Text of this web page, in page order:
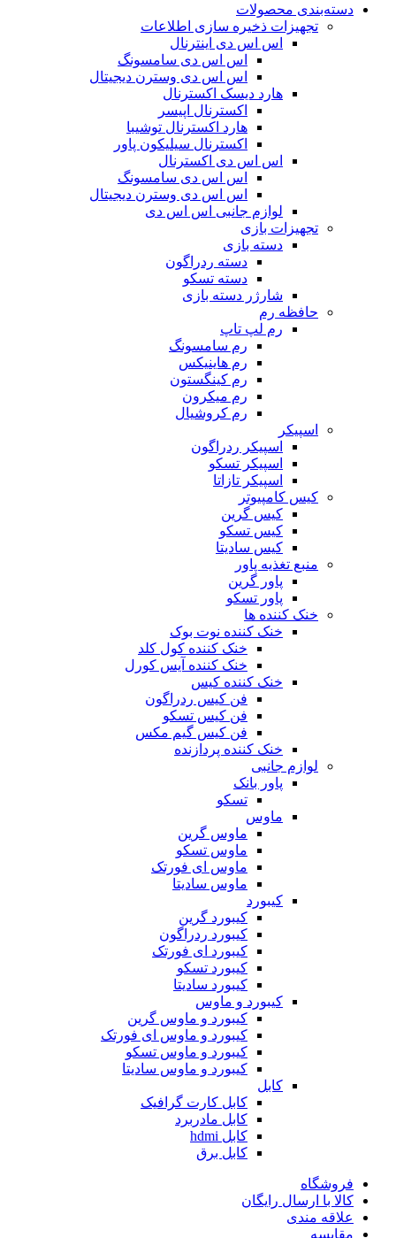
دسته‌بندی محصولات
تجهیزات ذخیره سازی اطلاعات
اس اس دی اینترنال
اس اس دی سامسونگ
اس اس دی وسترن دیجیتال
هارد دیسک اکسترنال
اکسترنال اپیسر
هارد اکسترنال توشیبا
اکسترنال سیلیکون پاور
اس اس دی اکسترنال
اس اس دی سامسونگ
اس اس دی وسترن دیجیتال
لوازم جانبی اس اس دی
تجهیزات بازی
دسته بازی
دسته ردراگون
دسته تسکو
شارژر دسته بازی
حافظه رم
رم لپ تاپ
رم سامسونگ
رم هاینیکس
رم کینگستون
رم میکرون
رم کروشیال
اسپیکر
اسپیکر ردراگون
اسپیکر تسکو
اسپیکر تازاتا
کیس کامپیوتر
کیس گرین
کیس تسکو
کیس سادیتا
منبع تغذیه‌ پاور
پاور گرین
پاور تسکو
خنک کننده ها
خنک کننده نوت بوک
خنک کننده کول کلد
خنک کننده آیس کورل
خنک کننده کیس
فن کیس ردراگون
فن کیس تسکو
فن کیس گیم مکس
خنک کننده پردازنده
لوازم جانبی
پاور بانک
تسکو
ماوس
ماوس گرین
ماوس تسکو
ماوس ای فورتک
ماوس سادیتا
کیبورد
کیبورد گرین
کیبورد ردراگون
کیبورد ای فورتک
کیبورد تسکو
کیبورد سادیتا
کیبورد و ماوس
کیبورد و ماوس گرین
کیبورد و ماوس ای فورتک
کیبورد و ماوس تسکو
کیبورد و ماوس سادیتا
کابل
کابل کارت گرافیک
کابل مادربرد
کابل hdmi
کابل برق
فروشگاه
کالا با ارسال رایگان
علاقه مندی
مقایسه